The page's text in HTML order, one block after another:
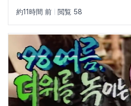
約11時間 前 閲覧 58